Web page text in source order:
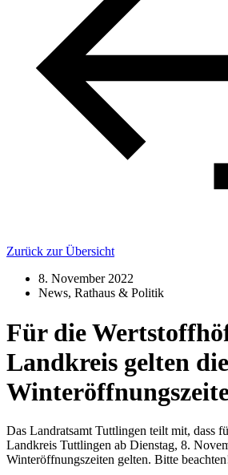
Zurück zur Übersicht
8. November 2022
News, Rathaus & Politik
Für die
Landkreis gelten die
Das Landratsamt Tuttlingen teilt mit, dass
Landkreis Tuttlingen ab Dienstag, 8.
Winteröffnungszeiten gelten. Bitte